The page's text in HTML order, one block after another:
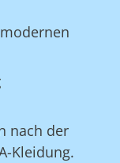
nach der
Kleidung.